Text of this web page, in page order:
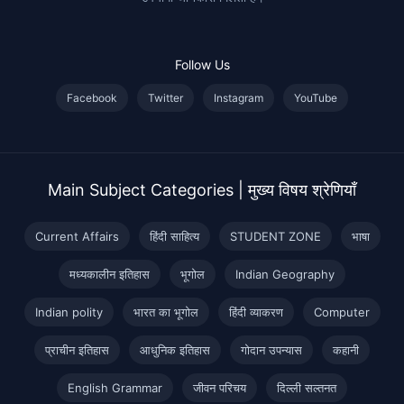
Follow Us
Facebook Twitter Instagram YouTube
Main Subject Categories | मुख्य विषय श्रेणियाँ
Current Affairs हिंदी साहित्य STUDENT ZONE भाषा
मध्यकालीन इतिहास भूगोल Indian Geography
Indian polity भारत का भूगोल हिंदी व्याकरण Computer
प्राचीन इतिहास आधुनिक इतिहास गोदान उपन्यास कहानी
English Grammar जीवन परिचय दिल्ली सल्तनत